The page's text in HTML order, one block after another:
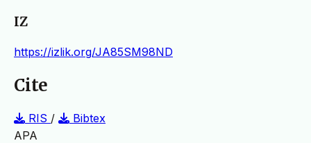
IZ
https://izlik.org/JA85SM98ND
Cite
RIS /
Bibtex
APA